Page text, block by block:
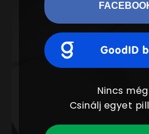
Nincs
Csinálj egyet